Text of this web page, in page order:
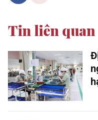
Tin liên quan